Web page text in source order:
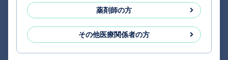
薬剤師の方
その他医療関係者の方